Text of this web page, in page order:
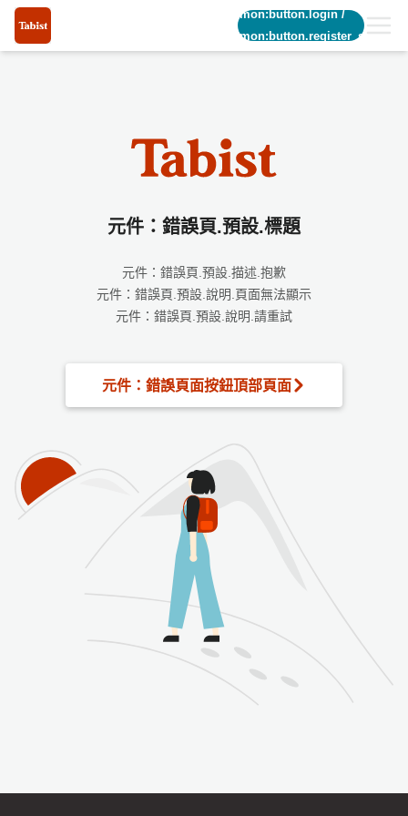
common:button.login/
common:button.register_short
元件：錯誤頁.預設.標題
元件：錯誤頁.預設.描述.抱歉
元件：錯誤頁.預設.說明.頁面無法顯示
元件：錯誤頁.預設.說明.請重試
元件：錯誤頁面按鈕頂部頁面